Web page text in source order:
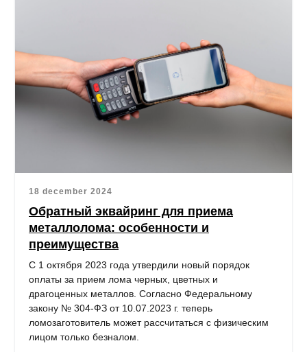
18 december 2024
Обратный эквайринг для приема
металлолома: особенности и
преимущества
С 1 октября 2023 года утвердили новый порядок
оплаты за прием лома черных, цветных и
драгоценных металлов. Согласно Федеральному
закону № 304-ФЗ от 10.07.2023 г. теперь
ломозаготовитель может рассчитаться с физическим
лицом только безналом.